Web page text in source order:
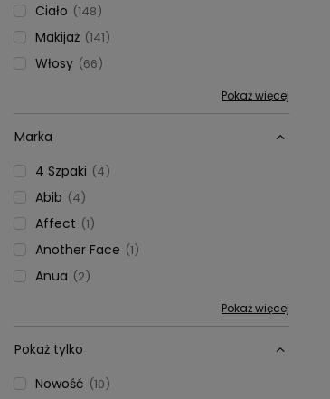
Ciało 148
Makijaż 141
Włosy 66
Pokaż więcej
Marka
4 Szpaki
4
Abib 4
Affect 1
Another Face 1
Anua 2
Pokaż więcej
Pokaż tylko
Nowość
10